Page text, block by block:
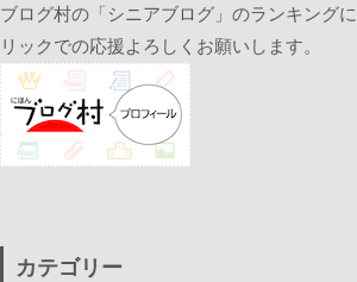
ブログ村の「シニアブログ」のランキング
リックでの応援よろしくお願いします。
カテゴリー